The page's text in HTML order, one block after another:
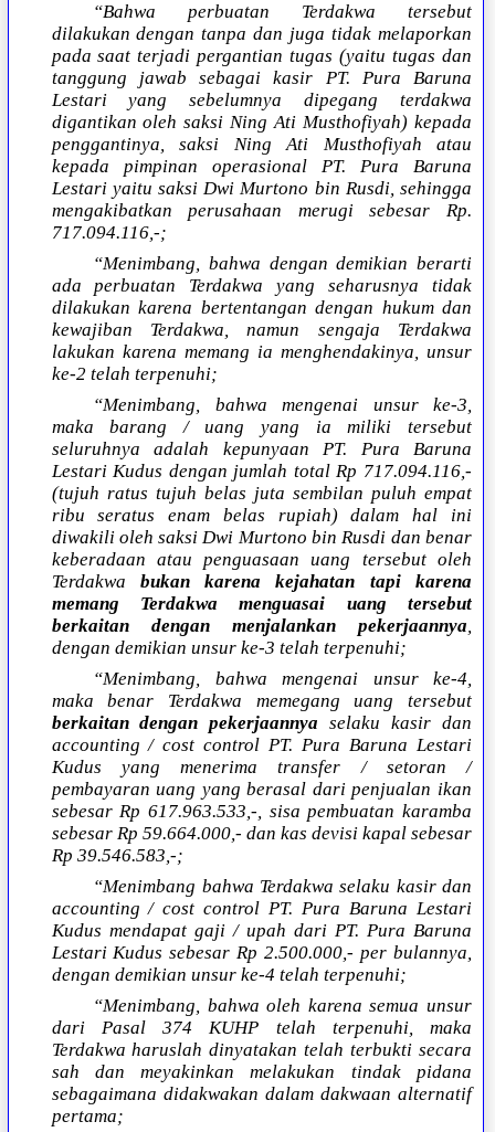
“Bahwa perbuatan Terdakwa tersebut
dilakukan dengan tanpa dan juga tidak melaporkan
pada saat terjadi pergantian tugas (yaitu tugas dan
tanggung jawab sebagai kasir PT. Pura Baruna
Lestari yang sebelumnya dipegang terdakwa
digantikan oleh saksi Ning Ati Musthofiyah) kepada
penggantinya, saksi Ning Ati Musthofiyah atau
kepada pimpinan operasional PT. Pura Baruna
Lestari yaitu saksi Dwi Murtono bin Rusdi, sehingga
mengakibatkan perusahaan merugi sebesar Rp.
717.094.116,-;
“Menimbang, bahwa dengan demikian berarti
ada perbuatan Terdakwa yang seharusnya tidak
dilakukan karena bertentangan dengan hukum dan
kewajiban Terdakwa, namun sengaja Terdakwa
lakukan karena memang ia menghendakinya, unsur
ke-2 telah terpenuhi;
“Menimbang, bahwa mengenai unsur ke-3,
maka barang / uang yang ia miliki tersebut
seluruhnya adalah kepunyaan PT. Pura Baruna
Lestari Kudus dengan jumlah total Rp 717.094.116,-
(tujuh ratus tujuh belas juta sembilan puluh empat
ribu seratus enam belas rupiah) dalam hal ini
diwakili oleh saksi Dwi Murtono bin Rusdi dan benar
keberadaan atau penguasaan uang tersebut oleh
Terdakwa bukan karena kejahatan tapi karena
memang Terdakwa menguasai uang tersebut
berkaitan dengan menjalankan pekerjaannya,
dengan demikian unsur ke-3 telah terpenuhi;
“Menimbang, bahwa mengenai unsur ke-4,
maka benar Terdakwa memegang uang tersebut
berkaitan dengan pekerjaannya selaku kasir dan
accounting / cost control PT. Pura Baruna Lestari
Kudus yang menerima transfer / setoran /
pembayaran uang yang berasal dari penjualan ikan
sebesar Rp 617.963.533,-, sisa pembuatan karamba
sebesar Rp 59.664.000,- dan kas devisi kapal sebesar
Rp 39.546.583,-;
“Menimbang bahwa Terdakwa selaku kasir dan
accounting / cost control PT. Pura Baruna Lestari
Kudus mendapat gaji / upah dari PT. Pura Baruna
Lestari Kudus sebesar Rp 2.500.000,- per bulannya,
dengan demikian unsur ke-4 telah terpenuhi;
“Menimbang, bahwa oleh karena semua unsur
dari Pasal 374 KUHP telah terpenuhi, maka
Terdakwa haruslah dinyatakan telah terbukti secara
sah dan meyakinkan melakukan tindak pidana
sebagaimana didakwakan dalam dakwaan alternatif
pertama;